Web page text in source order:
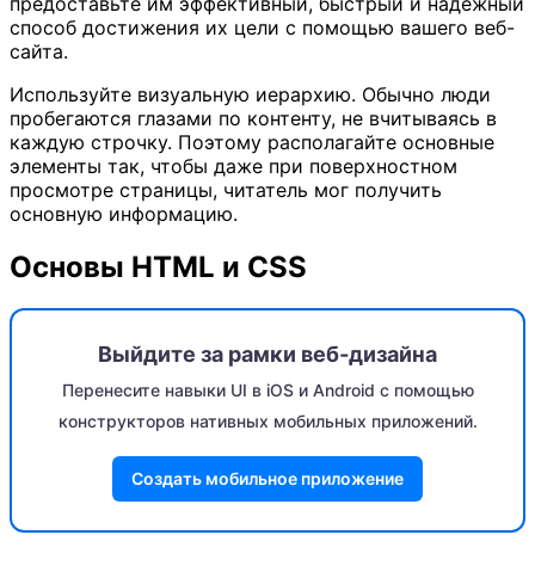
способ достижения их цели с помощью вашего веб-
сайта.
Используйте визуальную иерархию. Обычно люди
пробегаются глазами по контенту, не вчитываясь в
каждую строчку. Поэтому располагайте основные
элементы так, чтобы даже при поверхностном
просмотре страницы, читатель мог получить
основную информацию.
Основы HTML и CSS
Выйдите за рамки веб‑дизайна
Перенесите навыки UI в iOS и Android с помощью
конструкторов нативных мобильных приложений.
Создать мобильное приложение